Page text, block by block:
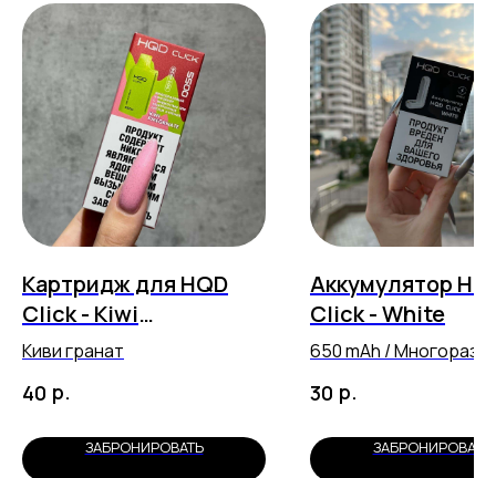
Картридж для HQD
Click - Kiwi
Pomegranate (5500
Киви гранат
40 р.
ЗАБРОНИРОВАТЬ
Аккумулятор
Click - White
650 mAh /
30 р.
ЗАБРОНИРОВАТЬ